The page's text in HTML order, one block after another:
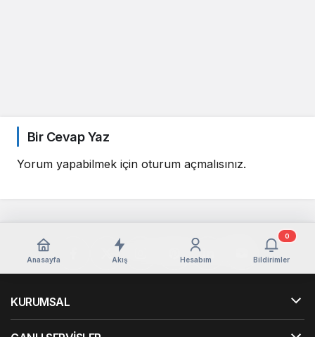
Bir Cevap Yaz
Yorum yapabilmek için oturum açmalısınız.
Anasayfa Akış Hesabım Bildirimler
0
KURUMSAL